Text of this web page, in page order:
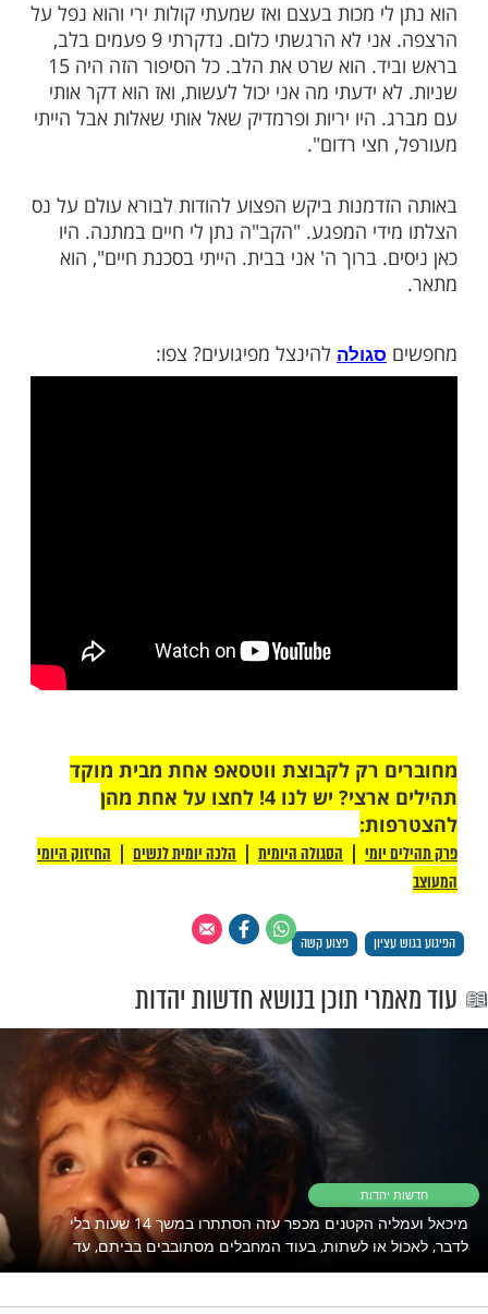
מהפיגוע בגוש עציון משתחרר לביתו
מספר הבחור בקול רועד על דקות
זוכר שבעטתי בו בחזרה ואז שמעתי יריות.
ביקש הפצוע להודות לבורא עולם על נס
המפגע. "הקב"ה נתן לי חיים במתנה. היו
סגולהלהינצל מפיגועים? צפו: